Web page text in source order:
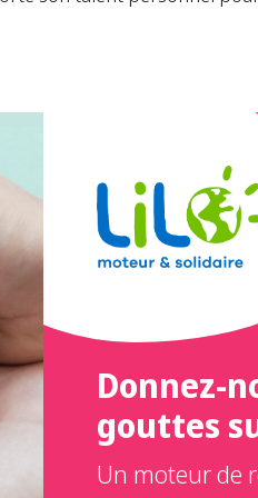
Donnez-
gouttes
Un moteur de